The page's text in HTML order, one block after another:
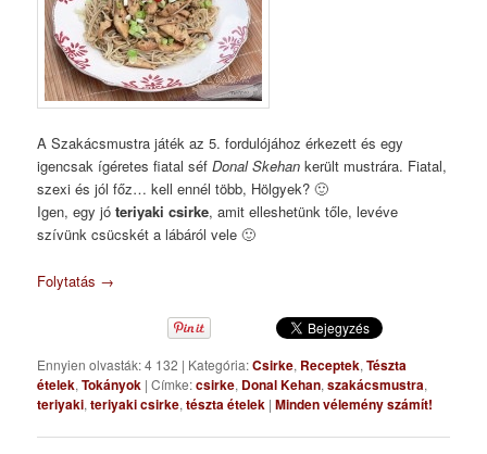
A Szakácsmustra játék az 5. fordulójához érkezett és egy
igencsak ígéretes fiatal séfDonal Skehan került mustrára. Fiatal,
szexi és jól főz… kell ennél több, Hölgyek? 🙂
Igen, egy jó teriyaki csirke, amit elleshetünk tőle, levéve
szívünk csücskét a lábáról vele 🙂
Folytatás →
Ennyien olvasták: 4 132 | Kategória:Csirke, Receptek,Tészta
ételek,Tokányok |Címke:csirke, Donal Kehan,szakácsmustra,
teriyaki,teriyaki csirke,tészta ételek |Minden vélemény számít!